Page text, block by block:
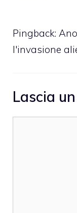
Pingback:
l'invasione
Lascia